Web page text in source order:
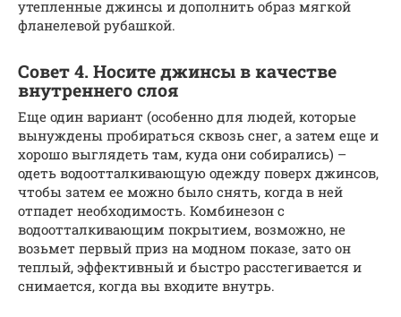
утепленные джинсы и дополнить образ мягкой
фланелевой рубашкой.
Совет 4. Носите джинсы в качестве
внутреннего слоя
Еще один вариант (особенно для людей, которые
вынуждены пробираться сквозь снег, а затем еще и
хорошо выглядеть там, куда они собирались) –
одеть водоотталкивающую одежду поверх джинсов,
чтобы затем ее можно было снять, когда в ней
отпадет необходимость. Комбинезон с
водоотталкивающим покрытием, возможно, не
возьмет первый приз на модном показе, зато он
теплый, эффективный и быстро расстегивается и
снимается, когда вы входите внутрь.